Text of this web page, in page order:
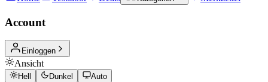
Account
Einloggen
Ansicht
Hell Dunkel Auto